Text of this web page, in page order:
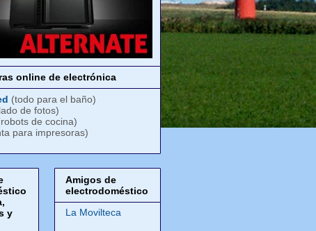
online de electrónica
(todo para el baño)
de fotos)
de cocina)
para impresoras)
y
Amigos de
electrodoméstico
La Movilteca